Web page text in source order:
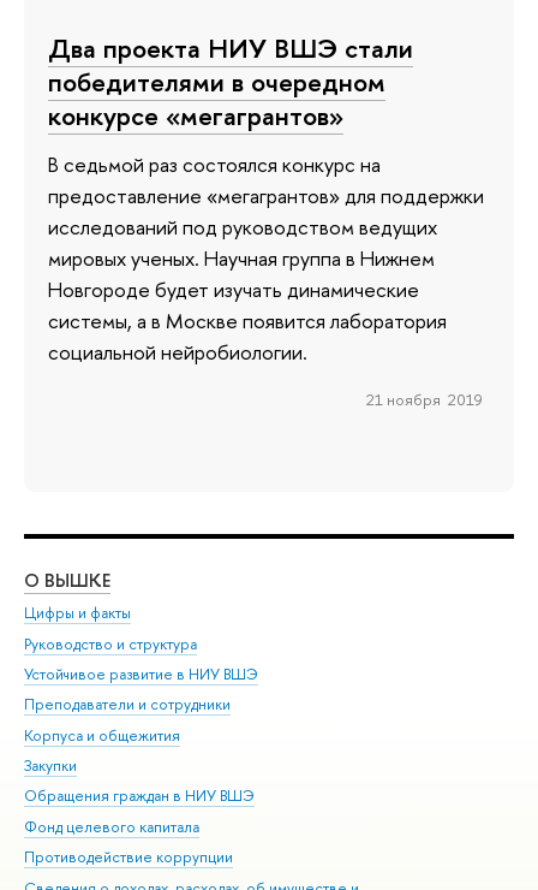
Два проекта НИУ ВШЭ стали
победителями в очередном
конкурсе «мегагрантов»
В седьмой раз состоялся конкурс на
предоставление «мегагрантов» для поддержки
исследований под руководством ведущих
мировых ученых. Научная группа в Нижнем
Новгороде будет изучать динамические
системы, а в Москве появится лаборатория
социальной нейробиологии.
21 ноября 2019
О ВЫШКЕ
Цифры и факты
Руководство и структура
Устойчивое развитие в НИУ ВШЭ
Преподаватели и сотрудники
Корпуса и общежития
Закупки
Обращения граждан в НИУ ВШЭ
Фонд целевого капитала
Противодействие коррупции